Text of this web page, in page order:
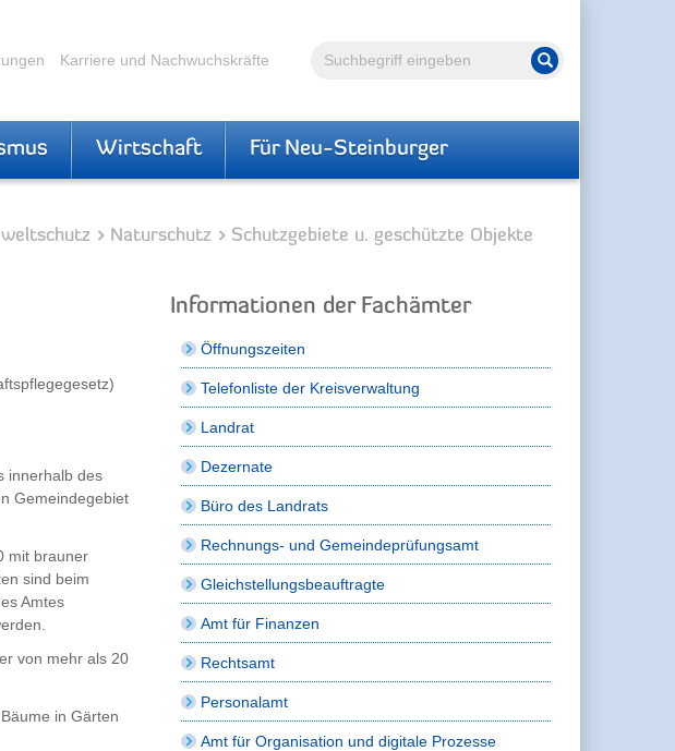
Volltextsuche Suche starten
Karriere und Nachwuchskräfte
Wirtschaft Für Neu-Steinburger
Naturschutz
Schutzgebiete u. geschützte Objekte
innerhalb des
Gemeindegebiet
mit brauner
sind beim
Amtes
von mehr als 20
in Gärten
Informationen der Fachämter
Öffnungszeiten
Telefonliste der Kreisverwaltung
Landrat
Dezernate
Büro des Landrats
Rechnungs- und Gemeindeprüfungsamt
Gleichstellungsbeauftragte
Amt für Finanzen
Rechtsamt
Personalamt
Amt für Organisation und digitale Prozesse